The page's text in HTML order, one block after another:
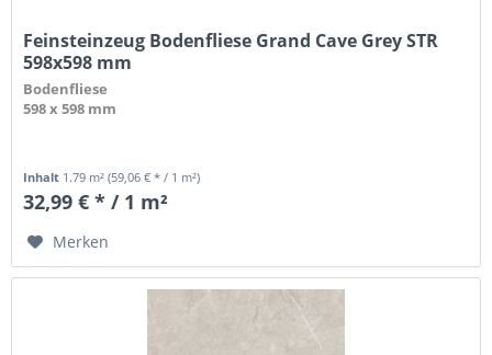
Feinsteinzeug Bodenfliese Grand Cave Grey STR
598x598 mm
Bodenfliese
598 x 598 mm
Inhalt 1.79 m²(59,06 € * / 1 m²)
32,99 € * / 1 m²
Merken